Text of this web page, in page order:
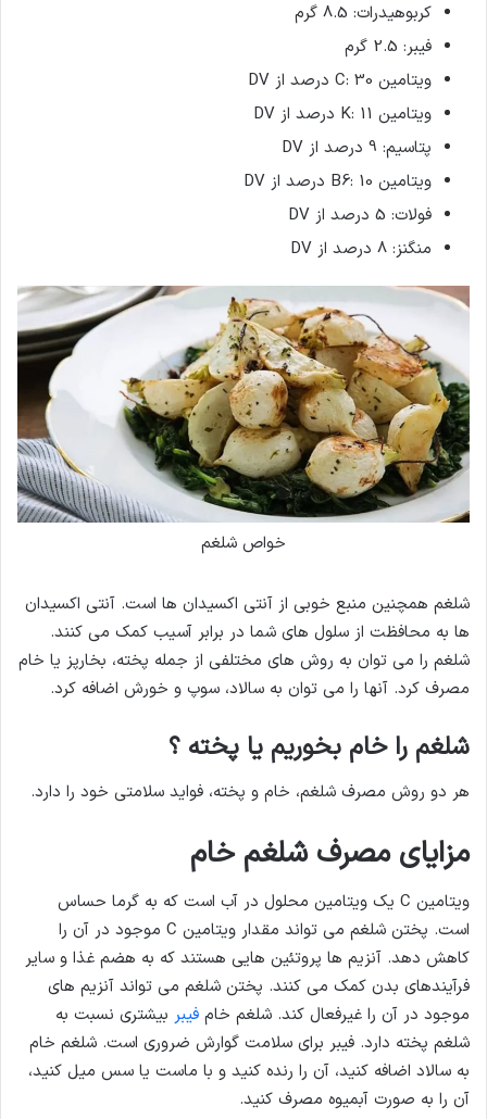
کربوهیدرات: 8.5 گرم
فیبر: 2.5 گرم
ویتامین C: 30 درصد از DV
ویتامین K: 11 درصد از DV
پتاسیم: 9 درصد از DV
ویتامین B6: 10 درصد از DV
فولات: 5 درصد از DV
منگنز: 8 درصد از DV
خواص شلغم
شلغم همچنین منبع خوبی از آنتی اکسیدان ها است. آنتی اکسیدان
ها به محافظت از سلول های شما در برابر آسیب کمک می کنند.
شلغم را می توان به روش های مختلفی از جمله پخته، بخارپز یا خام
مصرف کرد. آنها را می توان به سالاد، سوپ و خورش اضافه کرد.
شلغم را خام بخوریم یا پخته ؟
هر دو روش مصرف شلغم، خام و پخته، فواید سلامتی خود را دارد.
مزایای مصرف شلغم خام
ویتامین C یک ویتامین محلول در آب است که به گرما حساس
است. پختن شلغم می تواند مقدار ویتامین C موجود در آن را
کاهش دهد. آنزیم ها پروتئین هایی هستند که به هضم غذا و سایر
فرآیندهای بدن کمک می کنند. پختن شلغم می تواند آنزیم های
موجود در آن را غیرفعال کند. شلغم خام فیبر بیشتری نسبت به
شلغم پخته دارد. فیبر برای سلامت گوارش ضروری است. شلغم خام
به سالاد اضافه کنید، آن را رنده کنید و با ماست یا سس میل کنید،
آن را به صورت آبمیوه مصرف کنید.